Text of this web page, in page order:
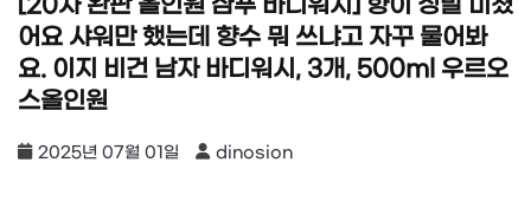
어요 샤워만 했는데 향수 뭐 쓰냐고 자꾸 물어봐
요. 이지 비건 남자 바디워시, 3개, 500ml 우르오
스올인원
2025년 07월 01일 dinosion